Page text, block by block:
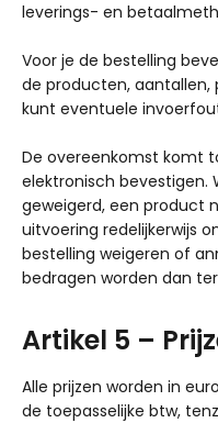
leverings- en
Voor je de bestelling
de producten, aantallen,
kunt eventuele
De overeenkomst komt
elektronisch bevestigen.
geweigerd, een product
uitvoering redelijkerwijs
bestelling weigeren of
bedragen worden dan
Artikel 5 –
Alle prijzen worden in
de toepasselijke btw,